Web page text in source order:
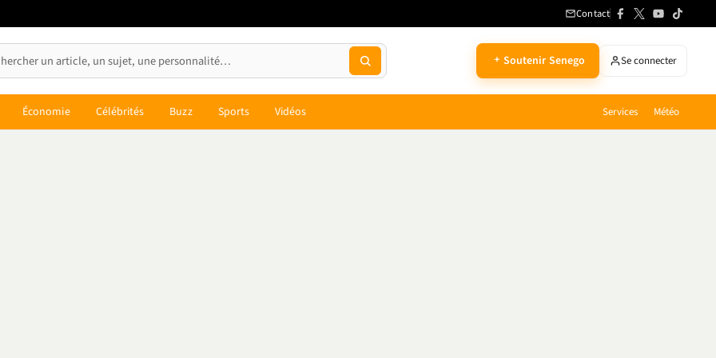
Contact
Soutenir Senego Se connecter
Économie Célébrités Buzz Sports Vidéos Services Météo